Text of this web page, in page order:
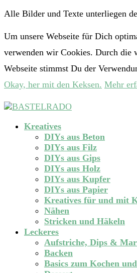
Alle Bilder und Texte unterliegen
Um unsere Webseite für Dich
verwenden wir Cookies. Durch die
Webseite stimmst Du der
Okay, her mit den Keksen. Mehr
Kreatives
DIYs aus Beton
DIYs aus Filz
DIYs aus Gips
DIYs aus Holz
DIYs aus Kupfer
DIYs aus Papier
Kreatives für und mit
Nähen
Stricken und Häkeln
Leckeres
Aufstriche, Dips &
Backen
Basics zum Kochen